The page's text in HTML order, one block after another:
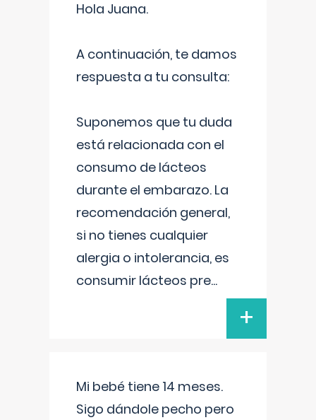
Hola Juana.
A continuación, te damos
respuesta a tu consulta:
Suponemos que tu duda
está relacionada con el
consumo de lácteos
durante el embarazo. La
recomendación general,
si no tienes cualquier
alergia o intolerancia, es
consumir lácteos pre...
+
Mi bebé tiene 14 meses.
Sigo dándole pecho pero